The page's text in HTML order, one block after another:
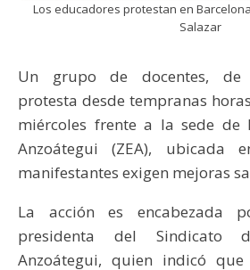
Los educadores protestan en
Salazar
Un grupo de docentes, de
protesta desde tempranas
miércoles frente a la sede de
Anzoátegui (ZEA), ubicada
manifestantes exigen mejoras
La acción es encabezada
presidenta del Sindicato
Anzoátegui, quien indicó